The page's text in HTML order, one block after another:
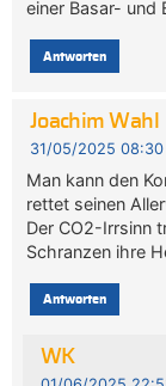
einer Basar- und
Antworten
Joachim Wahl
31/05/2025 08:30
Man kann den
rettet seinen
Der CO2-Irrsinn
Schranzen ihre
Antworten
WK